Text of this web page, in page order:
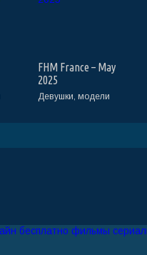
FHM France – May
2025
Девушки, модели